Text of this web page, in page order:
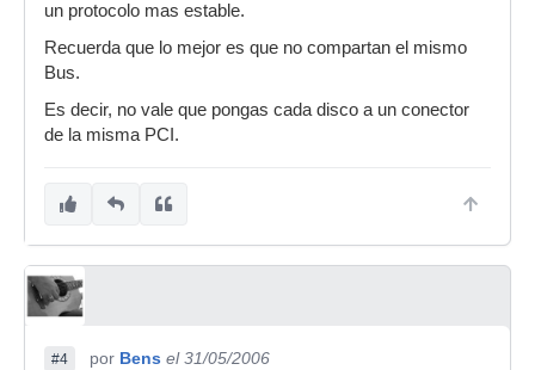
un protocolo mas estable.
Recuerda que lo mejor es que no compartan el mismo
Bus.
Es decir, no vale que pongas cada disco a un conector
de la misma PCI.
#4 por Bens el 31/05/2006